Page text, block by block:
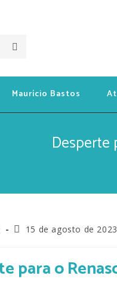
Maurício Bastos
Desperte
15 de agosto de 2023